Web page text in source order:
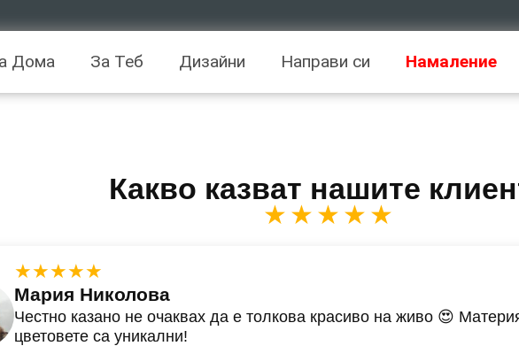
Дома За Теб Дизайни Направи си Намаление
Какво казват нашите
★★★★★
★★★★★
Мария Николова
Честно казано не очаквах да е толкова красиво на живо 😍
цветовете са уникални!